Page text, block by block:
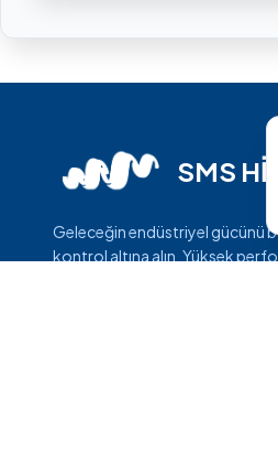
SMS
Geleceğin endüstriyel gücünü
kontrol altına alın. Yüksek